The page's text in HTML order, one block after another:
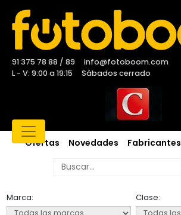
91 375 78 88 / 89
info@fotoboom.com
L - V: 9:00 a 19:15
Sábados cerrado
Ofertas Novedades Fabricantes
Marca: Clase: